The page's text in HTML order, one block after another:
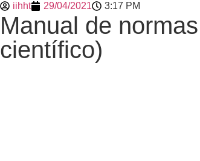
iihht 29/04/2021 3:17 PM
Manual de
científico)